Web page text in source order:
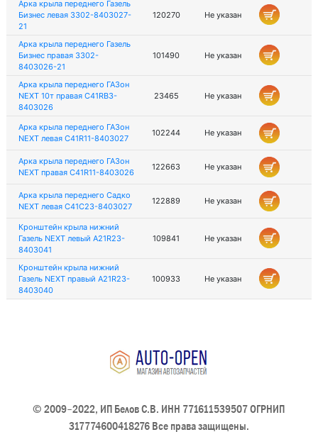
Арка крыла переднего Газель
Бизнес левая 3302-8403027-
21
120270 Не указан
Арка крыла переднего Газель
Бизнес правая 3302-
8403026-21
101490 Не указан
Арка крыла переднего ГАЗон
NEXT 10т правая C41RB3-
8403026
23465 Не указан
Арка крыла переднего ГАЗон
NEXT левая C41R11-8403027
102244 Не указан
Арка крыла переднего ГАЗон
NEXT правая C41R11-8403026
122663 Не указан
Арка крыла переднего Садко
NEXT левая С41С23-8403027
122889 Не указан
Кронштейн крыла нижний
Газель NEXT левый A21R23-
8403041
109841 Не указан
Кронштейн крыла нижний
Газель NEXT правый A21R23-
8403040
100933 Не указан
© 2009–2022, ИП Белов С.В. ИНН 771611539507 ОГРНИП
317774600418276 Все права защищены.